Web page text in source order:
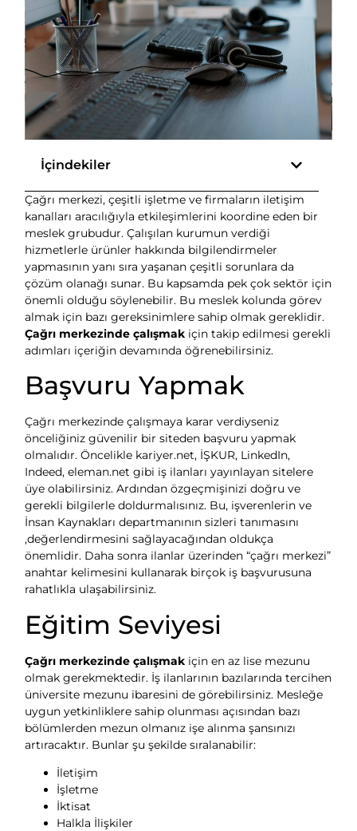
İçindekiler
Çağrı merkezi, çeşitli işletme ve firmaların iletişim
kanalları aracılığıyla etkileşimlerini koordine eden bir
meslek grubudur. Çalışılan kurumun verdiği
hizmetlerle ürünler hakkında bilgilendirmeler
yapmasının yanı sıra yaşanan çeşitli sorunlara da
çözüm olanağı sunar. Bu kapsamda pek çok sektör için
önemli olduğu söylenebilir. Bu meslek kolunda görev
almak için bazı gereksinimlere sahip olmak gereklidir.
Çağrı merkezinde çalışmak için takip edilmesi gerekli
adımları içeriğin devamında öğrenebilirsiniz.
Başvuru Yapmak
Çağrı merkezinde çalışmaya karar verdiyseniz
önceliğiniz güvenilir bir siteden başvuru yapmak
olmalıdır. Öncelikle kariyer.net, İŞKUR, LinkedIn,
Indeed, eleman.net gibi iş ilanları yayınlayan sitelere
üye olabilirsiniz. Ardından özgeçmişinizi doğru ve
gerekli bilgilerle doldurmalısınız. Bu, işverenlerin ve
İnsan Kaynakları departmanının sizleri tanımasını
,değerlendirmesini sağlayacağından oldukça
önemlidir. Daha sonra ilanlar üzerinden “çağrı merkezi”
anahtar kelimesini kullanarak birçok iş başvurusuna
rahatlıkla ulaşabilirsiniz.
Eğitim Seviyesi
Çağrı merkezinde çalışmak için en az lise mezunu
olmak gerekmektedir. İş ilanlarının bazılarında tercihen
üniversite mezunu ibaresini de görebilirsiniz. Mesleğe
uygun yetkinliklere sahip olunması açısından bazı
bölümlerden mezun olmanız işe alınma şansınızı
artıracaktır. Bunlar şu şekilde sıralanabilir:
İletişim
İşletme
İktisat
Halkla İlişkiler